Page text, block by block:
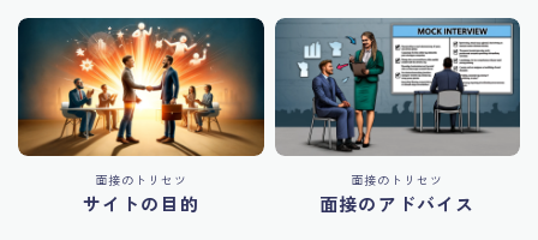
面接のトリセツ
サイトの目的
面接のトリセツ
面接のアドバイス